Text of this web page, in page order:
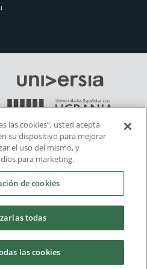
las cookies”, usted acepta
su dispositivo para mejorar
el uso del mismo, y
para marketing.
de cookies
todas
las cookies